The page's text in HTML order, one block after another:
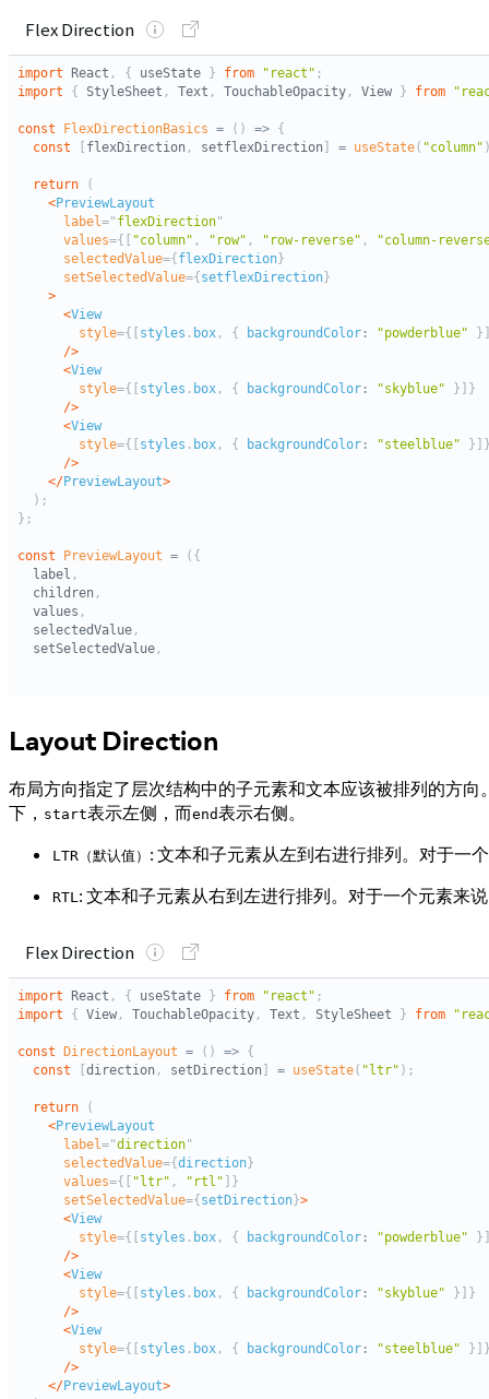
Layout Direction
布局方向指定了层次结构中的子元素和文本应该被排列的方向
下， start表示左侧，而end表示右侧。
LTR（默认值） : 文本和子元素从左到右进行排列。对于一
RTL: 文本和子元素从右到左进行排列。对于一个元素来